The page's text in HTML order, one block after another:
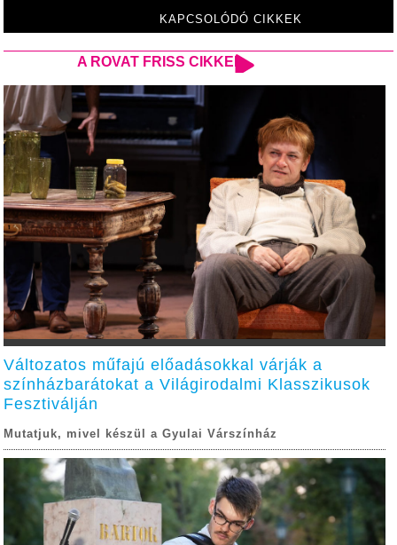
KAPCSOLÓDÓ CIKKEK
A ROVAT FRISS CIKKEI
Változatos műfajú előadásokkal várják a
színházbarátokat a Világirodalmi Klasszikusok
Fesztiválján
Mutatjuk, mivel készül a Gyulai Várszínház